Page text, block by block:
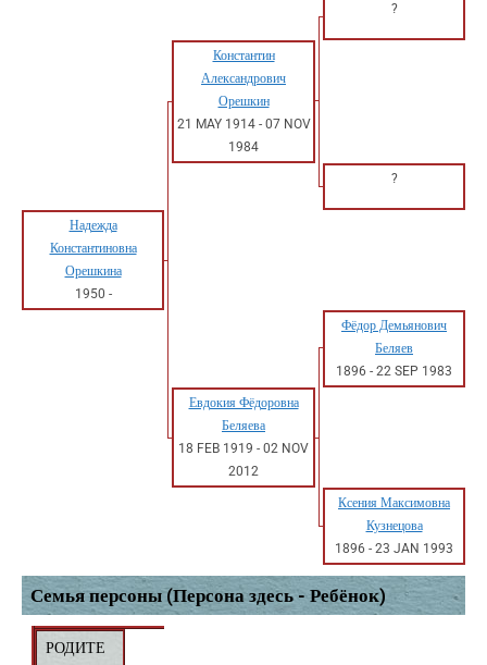
?
Константин
Александрович
Орешкин
21 MAY 1914- 07 NOV
1984
?
Надежда
Константиновна
Орешкина
1950 -
Фёдор Демьянович
Беляев
1896 - 22 SEP 1983
Евдокия Фёдоровна
Беляева
18 FEB 1919 - 02 NOV
2012
Ксения Максимовна
Кузнецова
1896 - 23 JAN 1993
Семья персоны (Персона здесь - Ребёнок)
РОДИТЕ